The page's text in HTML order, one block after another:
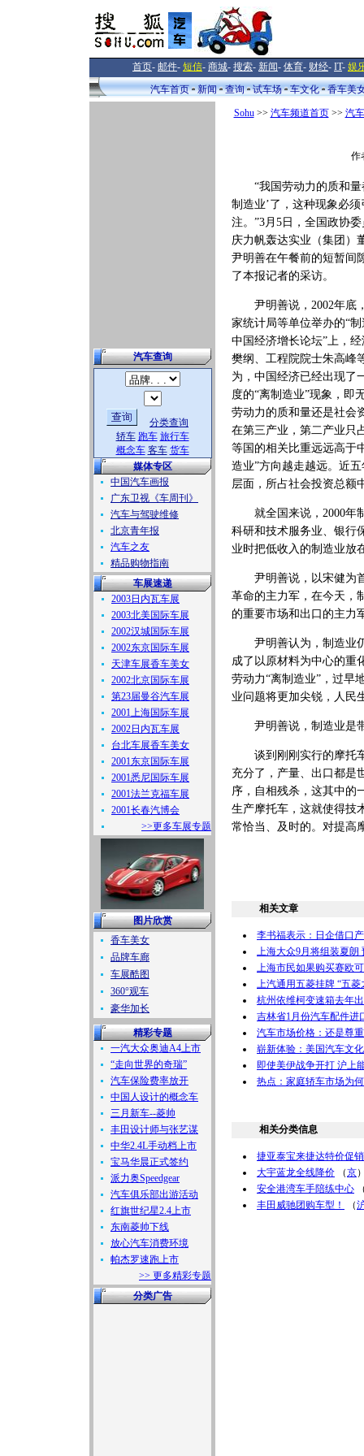
首页- 邮件- 短信- 商城- 搜索- 新闻- 体育- 财经- IT- 娱
汽车首页
新闻 查询 试车场 车文化 香车美
汽车查询
分类查询
轿车 跑车 旅行车
概念车 客车 货车
媒体专区
中国汽车画报
广东卫视《车周刊》
汽车与驾驶维修
北京青年报
汽车之友
精品购物指南
车展速递
2003日内瓦车展
2003北美国际车展
2002汉城国际车展
2002东京国际车展
天津车展香车美女
2002北京国际车展
第23届曼谷汽车展
2001上海国际车展
2002日内瓦车展
台北车展香车美女
2001东京国际车展
2001悉尼国际车展
2001法兰克福车展
2001长春汽博会
>>更多车展专题
图片欣赏
香车美女
品牌车廊
车展酷图
360°观车
豪华加长
精彩专题
一汽大众奥迪A4上市
“走向世界的奇瑞”
汽车保险费率放开
中国人设计的概念车
三月新车--菱帅
丰田设计师与张艺谋
中华2.4L手动档上市
宝马华晨正式签约
派力奥Speedgear
汽车俱乐部出游活动
红旗世纪星2.4上市
东南菱帅下线
放心汽车消费环境
帕杰罗速跑上市
>> 更多精彩专题
分类广告
Sohu>> 汽车频道首页>> 汽
作
“我国劳动力的质和量
制造业’了，这种现象必须
注。”3月5日，全国政协
庆力帆轰达实业（集团）
尹明善在午餐前的短暂间
了本报记者的采访。
尹明善说，2002年底
家统计局等单位举办的“
中国经济增长论坛”上，
樊纲、工程院院士朱高峰
为，中国经济已经出现了
度的“离制造业”现象，即
劳动力的质和量还是社会
在第三产业，第二产业只
等国的相关比重远远高于
造业”方向越走越远。近
层面，所占社会投资总额
就全国来说，2000年制
科研和技术服务业、银行
业时把低收入的制造业放
尹明善说，以宋健为首
革命的主力军，在今天，
的重要市场和出口的主力
尹明善认为，制造业仍
成了以原材料为中心的重
劳动力“离制造业”，过早
业问题将更加尖锐，人民
尹明善说，制造业是带
谈到刚刚实行的摩托车
充分了，产量、出口都是
序，自相残杀，这其中的
生产摩托车，这就使得技
常恰当、及时的。对提高
相关文章
李书福表示：日企借口
上海大众9月将组装夏朗
上海市民如果购买赛欧
上汽通用五菱挂牌 “五菱
杭州依维柯变速箱去年
吉林省1月份汽车配件进
汽车市场价格：还是尊
崭新体验：美国汽车文
即使美伊战争开打 沪上
热点：家庭轿车市场为
相关分类信息
捷亚泰宝来捷达特价促销
大宇蓝龙全线降价 （京
安全港湾车手陪练中心
丰田威驰团购车型！
（